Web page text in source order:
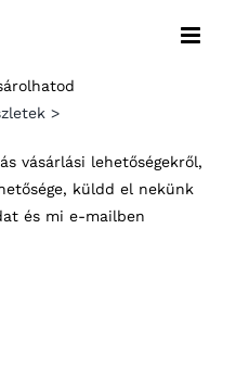
>
vásárlási lehetőségekről,
küldd el nekünk
és mi e-mailben